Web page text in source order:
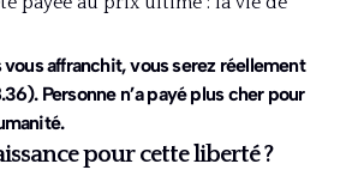
vous affranchit, vous serez réellement
Personne n’a payé plus cher pour
pour cette liberté ?